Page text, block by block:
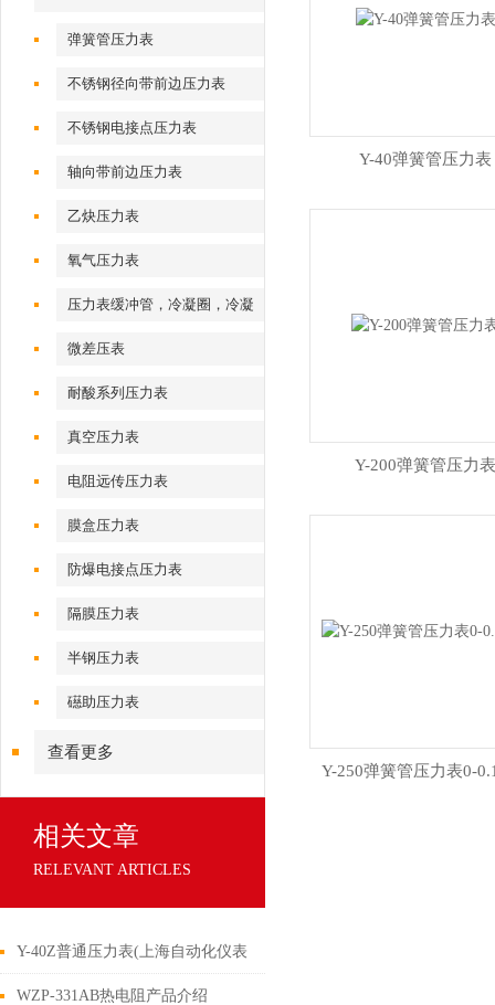
弹簧管压力表
不锈钢径向带前边压力表
不锈钢电接点压力表
轴向带前边压力表
乙炔压力表
氧气压力表
压力表缓冲管，冷凝圈，冷凝
弯
微差压表
耐酸系列压力表
真空压力表
电阻远传压力表
膜盒压力表
防爆电接点压力表
隔膜压力表
半钢压力表
礠助压力表
查看更多
相关文章
RELEVANT ARTICLES
Y-40Z普通压力表(上海自动化仪表
四厂)-白云牌产品介绍
WZP-331AB热电阻产品介绍
Y-40弹簧管压力表
Y-200弹簧管压力表
Y-250弹簧管压力表0-